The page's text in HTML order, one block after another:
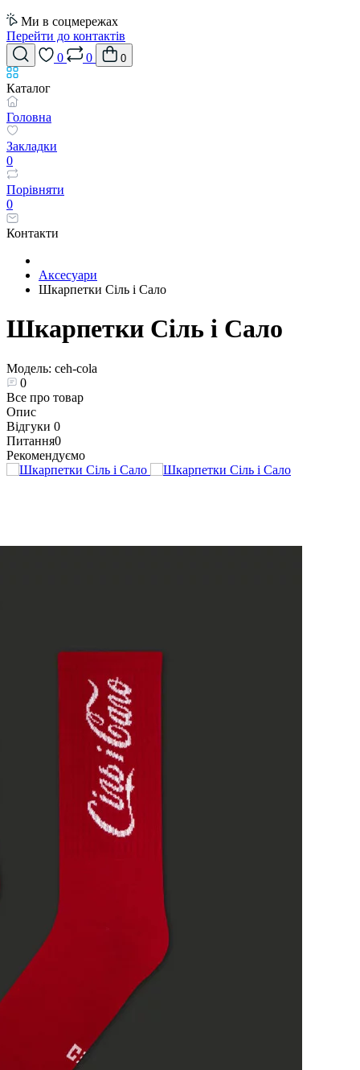
Ми в соцмережах
Перейти до контактів
0
0 0
Каталог
Головна
Закладки
0
Порівняти
0
Контакти
Аксесуари
Шкарпетки Сіль і Сало
Шкарпетки Сіль і Сало
Модель: ceh-cola
0
Все про товар
Опис
Відгуки 0
Питання0
Рекомендуємо